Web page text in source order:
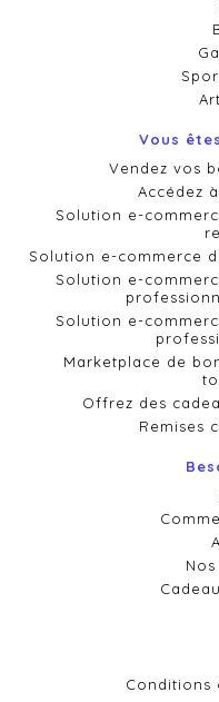
Vous
Vendez vos
Accédez
Solution e-
Solution e-commerce
Solution e-
Solution e-
Marketplace de
Offrez des
Remises
Conditions